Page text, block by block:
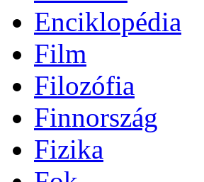
Enciklopédia
Film
Filozófia
Finnország
Fizika